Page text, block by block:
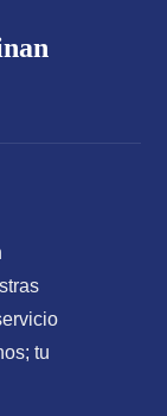
tu